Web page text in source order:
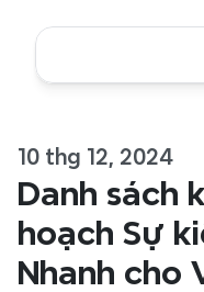
10 thg 12, 2024
Danh sách
hoạch Sự
Nhanh cho